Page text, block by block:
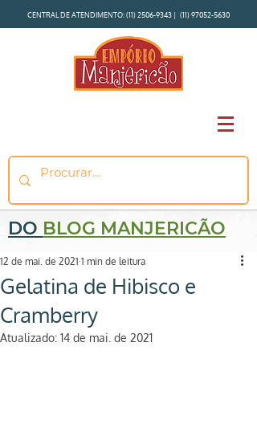
CENTRAL DE ATENDIMENTO:(11) 2506-9343 | (11) 97052-5630
DO BLOG MANJERICÃO
Gelatina de Hibisco e
Cramberry
12 de mai. de 2021 1 min de leitura
Atualizado: 14 de mai. de 2021